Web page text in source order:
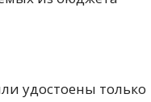
удостоены только